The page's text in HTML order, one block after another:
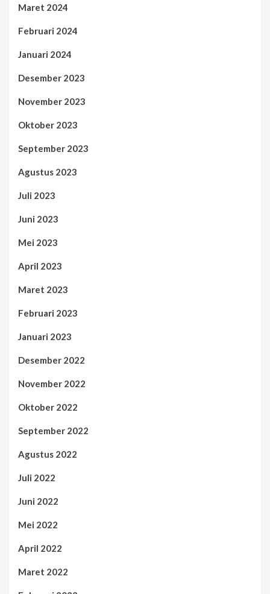
Maret 2024
Februari 2024
Januari 2024
Desember 2023
November 2023
Oktober 2023
September 2023
Agustus 2023
Juli 2023
Juni 2023
Mei 2023
April 2023
Maret 2023
Februari 2023
Januari 2023
Desember 2022
November 2022
Oktober 2022
September 2022
Agustus 2022
Juli 2022
Juni 2022
Mei 2022
April 2022
Maret 2022